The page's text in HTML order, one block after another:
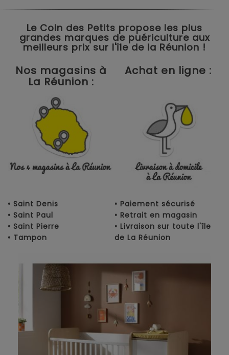
Le Coin des Petits propose les plus
grandes marques de puériculture aux
meilleurs prix sur l'île de la Réunion !
Nos magasins à
La Réunion :
Achat en ligne :
• Saint Denis
• Saint Paul
• Saint Pierre
• Tampon
• Paiement sécurisé
• Retrait en magasin
• Livraison sur toute l'île
de La Réunion